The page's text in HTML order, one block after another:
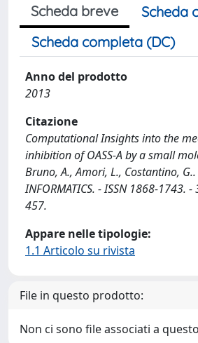
Scheda breve
Scheda
Scheda completa (DC)
Anno del prodotto
2013
Citazione
Computational Insights into the
inhibition of OASS-A by a small
Bruno, A., Amori, L., Costantino, G..
INFORMATICS. - ISSN 1868-1743.
457.
Appare nelle tipologie:
1.1 Articolo su rivista
File in questo prodotto:
Non ci sono file associati a